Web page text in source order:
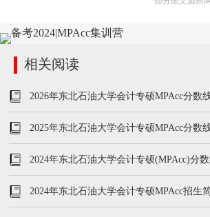
相关阅读
2026年东北石油大学会计专硕MPAcc分数
2025年东北石油大学会计专硕MPAcc分数
2024年东北石油大学会计专硕(MPAcc)分
2024年东北石油大学会计专硕MPAcc招生